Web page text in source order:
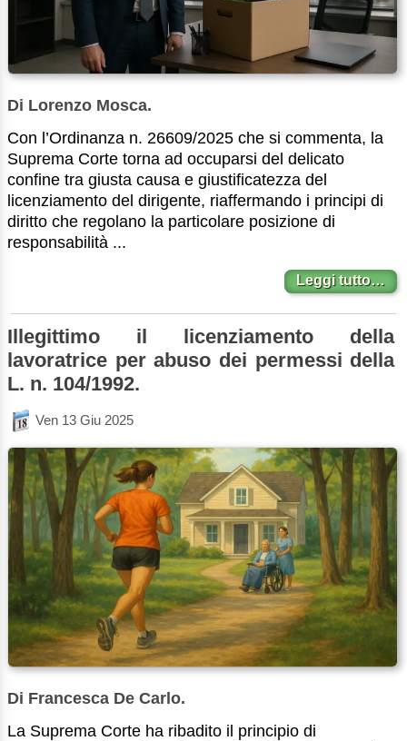
Di Lorenzo Mosca.
Con l’Ordinanza n. 26609/2025 che si commenta, la
Suprema Corte torna ad occuparsi del delicato
confine tra giusta causa e giustificatezza del
licenziamento del dirigente, riaffermando i principi di
diritto che regolano la particolare posizione di
responsabilità ...
Leggi tutto…
Illegittimo il licenziamento della
lavoratrice per abuso dei permessi della
L. n. 104/1992.
Ven 13 Giu 2025
Di Francesca De Carlo.
La Suprema Corte ha ribadito il principio di